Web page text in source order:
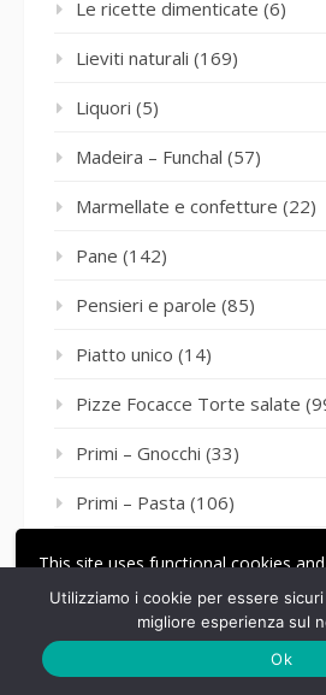
This site uses functional cookies
improve your experience.
LE MIE IMPOSTAZIONI
Le ricette dimenticate (6)
Lieviti naturali (169)
Liquori (5)
Madeira – Funchal (57)
Marmellate e confetture (22)
Pane (142)
Pensieri e parole (85)
Piatto unico (14)
Pizze Focacce Torte salate
Primi – Gnocchi (33)
Primi – Pasta (106)
Primi – Riso
Primi – Zuppe e creme(9)
Utilizziamo i cookie per essere
migliore esperienza sul
Ok